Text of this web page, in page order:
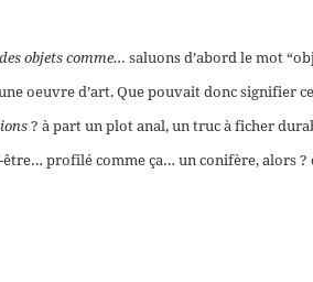
objets comme…saluons d’abord le mot
oeuvre d’art. Que pouvait donc signifier
? à part un plot anal, un truc à ficher
profilé comme ça… un conifère, alors ?